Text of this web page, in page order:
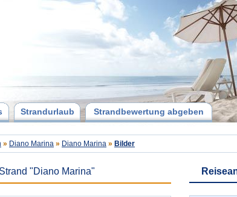
Strandurlaub Strandbewertung abgeben
» Diano Marina » Diano Marina » Bilder
"Diano Marina"